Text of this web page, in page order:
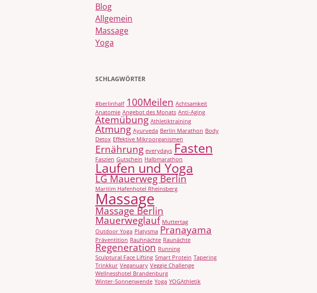
Blog
Allgemein
Massage
Yoga
SCHLAGWÖRTER
#berlinhalf 100Meilen Achtsamkeit
Anatomie Angebot des Monats Anti-Aging
Atemübung Athletiktraining
Atmung Ayurveda Berlin Marathon Body
Detox Effektive Mikroorganismen
Ernährung everydays Fasten
Faszien Gutschein Halbmarathon
Laufen und Yoga
LG Mauerweg Berlin
Maritim Hafenhotel Rheinsberg
Massage
Massage Berlin
Mauerweglauf Muttertag
Outdoor Yoga Platysma Pranayama
Präventition Rauhnächte Raunächte
Regeneration Running
Sculptural Face Lifting Smart Protein Tapering
Trinkkur Veganuary Veggie Challenge
Wellnesshotel Brandenburg
Winter-Sonnenwende Yoga YOGAthletik